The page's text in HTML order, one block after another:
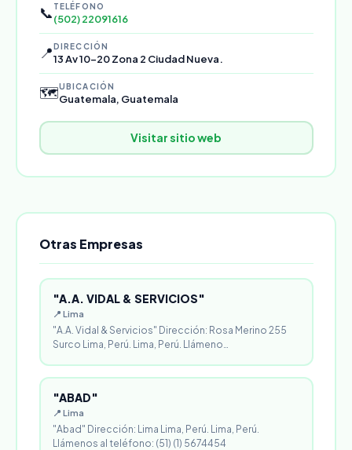
📞 TELÉFONO
(502) 22091616
📍DIRECCIÓN
13 Av 10-20 Zona 2 Ciudad Nueva.
🗺️UBICACIÓN
Guatemala, Guatemala
Visitar sitio web
Otras Empresas
"A.A. VIDAL & SERVICIOS"
📍 Lima
"A.A. Vidal & Servicios" Dirección: Rosa Merino 255
Surco Lima, Perú. Lima, Perú. Llámeno…
"ABAD"
📍 Lima
"Abad" Dirección: Lima Lima, Perú. Lima, Perú.
Llámenos al teléfono: (51) (1) 5674454